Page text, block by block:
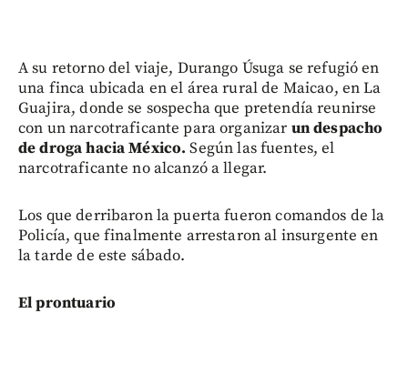
A su retorno del viaje, Durango Úsuga se refugió en
una finca ubicada en el área rural de Maicao, en La
Guajira, donde se sospecha que pretendía reunirse
con un narcotraficante para organizar un despacho
de droga hacia México.Según las fuentes, el
narcotraficante no alcanzó a llegar.
Los que derribaron la puerta fueron comandos de la
Policía, que finalmente arrestaron al insurgente en
la tarde de este sábado.
El prontuario